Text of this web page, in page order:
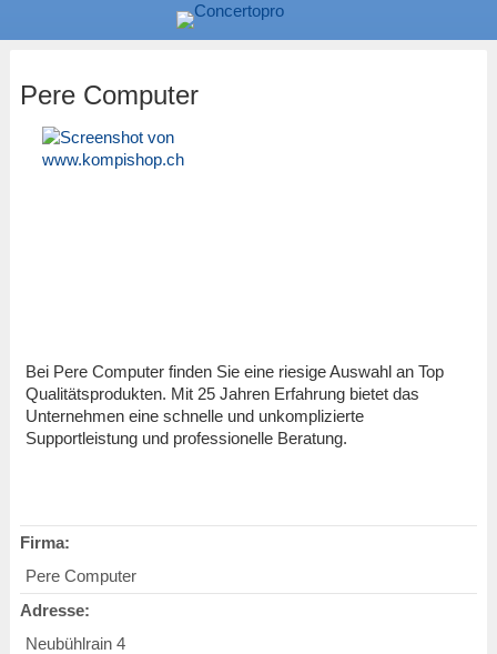
Pere Computer
Bei Pere Computer finden Sie eine riesige Auswahl an Top
Qualitätsprodukten. Mit 25 Jahren Erfahrung bietet das
Unternehmen eine schnelle und unkomplizierte
Supportleistung und professionelle Beratung.
Firma:
Pere Computer
Adresse:
Neubühlrain 4